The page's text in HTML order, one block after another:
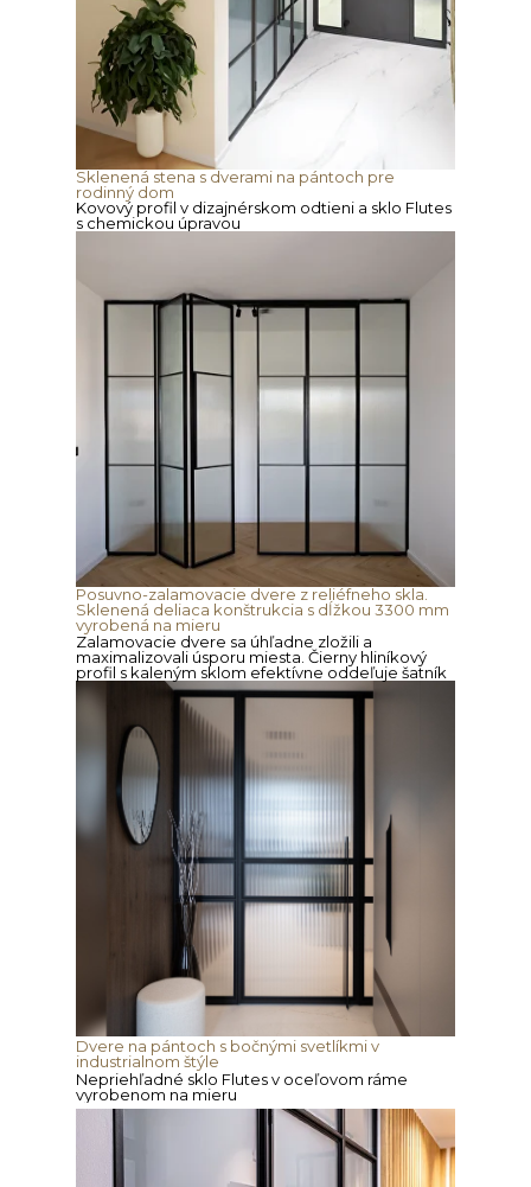
Kovový profil v dizajnérskom odtieni a sklo Flutes
s chemickou úpravou
Sklenená stena s dverami na pántoch pre
rodinný dom
Nepriehľadné sklo Flutes v oceľovom ráme
vyrobenom na mieru
Dvere na pántoch s bočnými svetlíkmi v
industrialnom štýle
Zalamovacie dvere sa úhľadne zložili a
maximalizovali úsporu miesta. Čierny hliníkový
profil s kaleným sklom efektívne oddeľuje šatník
Posuvno-zalamovacie dvere z reliéfneho skla.
Sklenená deliaca konštrukcia s dĺžkou 3300 mm
vyrobená na mieru